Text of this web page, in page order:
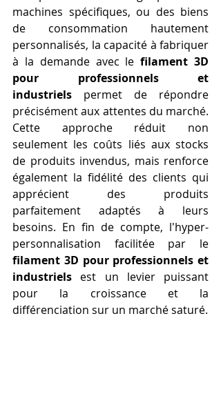
machines spécifiques, ou des biens
de consommation hautement
personnalisés, la capacité à fabriquer
à la demande avec le filament 3D
pour professionnels et
industriels permet de répondre
précisément aux attentes du marché.
Cette approche réduit non
seulement les coûts liés aux stocks
de produits invendus, mais renforce
également la fidélité des clients qui
apprécient des produits
parfaitement adaptés à leurs
besoins. En fin de compte, l'hyper-
filament 3D pour professionnels et
industriels est un levier puissant
pour la croissance et la
différenciation sur un marché saturé.